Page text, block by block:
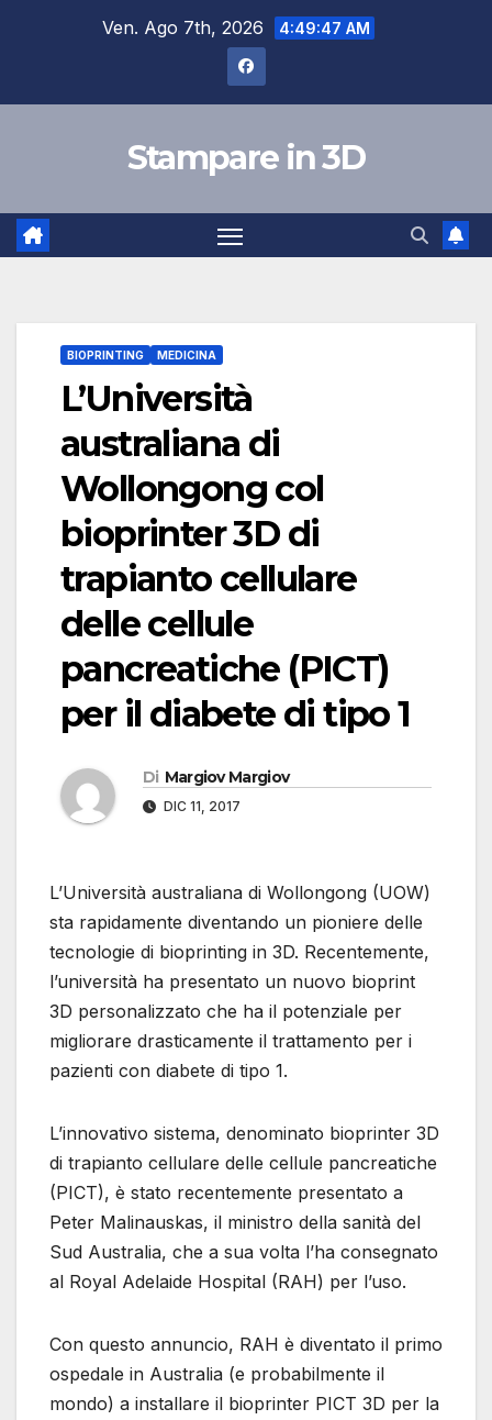
Ven. Ago 7th, 2026 4:49:48 AM
Stampare in 3D
BIOPRINTING MEDICINA
L’Università
australiana di
Wollongong col
bioprinter 3D di
trapianto cellulare
delle cellule
pancreatiche (PICT)
per il diabete di tipo 1
Di Margiov Margiov
DIC 11, 2017
L’Università australiana di Wollongong (UOW)
sta rapidamente diventando un pioniere delle
tecnologie di bioprinting in 3D. Recentemente,
l’università ha presentato un nuovo bioprint
3D personalizzato che ha il potenziale per
migliorare drasticamente il trattamento per i
pazienti con diabete di tipo 1.
L’innovativo sistema, denominato bioprinter 3D
di trapianto cellulare delle cellule pancreatiche
(PICT), è stato recentemente presentato a
Peter Malinauskas, il ministro della sanità del
Sud Australia, che a sua volta l’ha consegnato
al Royal Adelaide Hospital (RAH) per l’uso.
Con questo annuncio, RAH è diventato il primo
ospedale in Australia (e probabilmente il
mondo) a installare il bioprinter PICT 3D per la